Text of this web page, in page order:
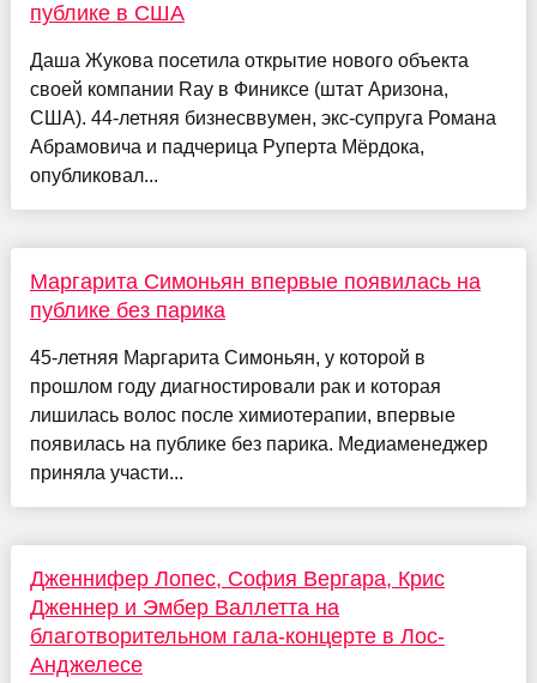
публике в США
Даша Жукова посетила открытие нового объекта
своей компании Ray в Финиксе (штат Аризона,
США). 44-летняя бизнесввумен, экс-супруга Романа
Абрамовича и падчерица Руперта Мёрдока,
опубликовал...
Маргарита Симоньян впервые появилась на
публике без парика
45-летняя Маргарита Симоньян, у которой в
прошлом году диагностировали рак и которая
лишилась волос после химиотерапии, впервые
появилась на публике без парика. Медиаменеджер
приняла участи...
Дженнифер Лопес, София Вергара, Крис
Дженнер и Эмбер Валлетта на
благотворительном гала-концерте в Лос-
Анджелесе